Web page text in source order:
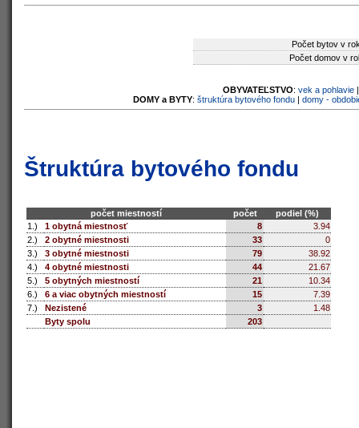
Počet bytov v
Počet domov v
OBYVATEĽSTVO: vek a pohlavie
DOMY a BYTY: štruktúra bytového fondu| domy -
Štruktúra bytového fondu
počet miestností počet
podiel (%)
1.)
1 obytná miestnosť 8
3.94
2.)
2 obytné miestnosti 33
0
3.)
3 obytné miestnosti 79
38.92
4.)
4 obytné miestnosti 44
21.67
5.)
5 obytných miestností 21
10.34
6.)
6 a viac obytných miestností 15
7.39
7.)
Nezistené 3
1.48
Byty spolu
203